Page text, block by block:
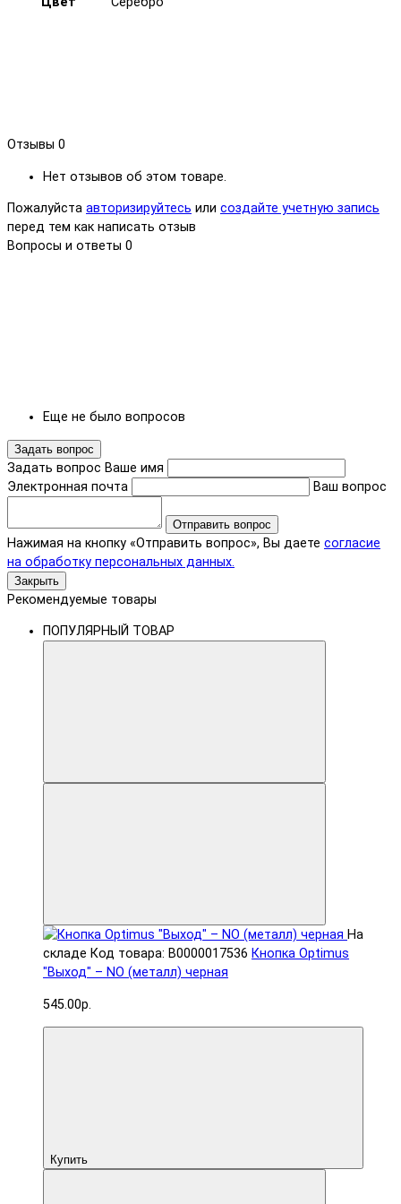
Отзывы 0
Нет отзывов об этом товаре.
Пожалуйста авторизируйтесь или создайте учетную запись
перед тем как написать отзыв
Вопросы и ответы 0
Еще не было вопросов
Задать вопрос
Задать вопрос Ваше имя
Электронная почта
Ваш вопрос
Отправить вопрос
Нажимая на кнопку «Отправить вопрос», Вы даете согласие
на обработку персональных данных.
Закрыть
Рекомендуемые товары
ПОПУЛЯРНЫЙ ТОВАР
На
складе Код товара: В0000017536 Кнопка Optimus
"Выход" – NO (металл) черная
545.00р.
Купить